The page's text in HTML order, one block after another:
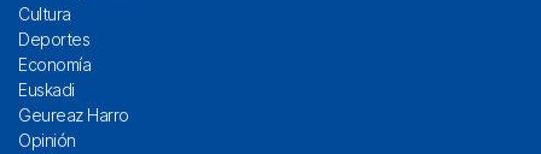
Cultura
Deportes
Economía
Euskadi
Geureaz Harro
Opinión